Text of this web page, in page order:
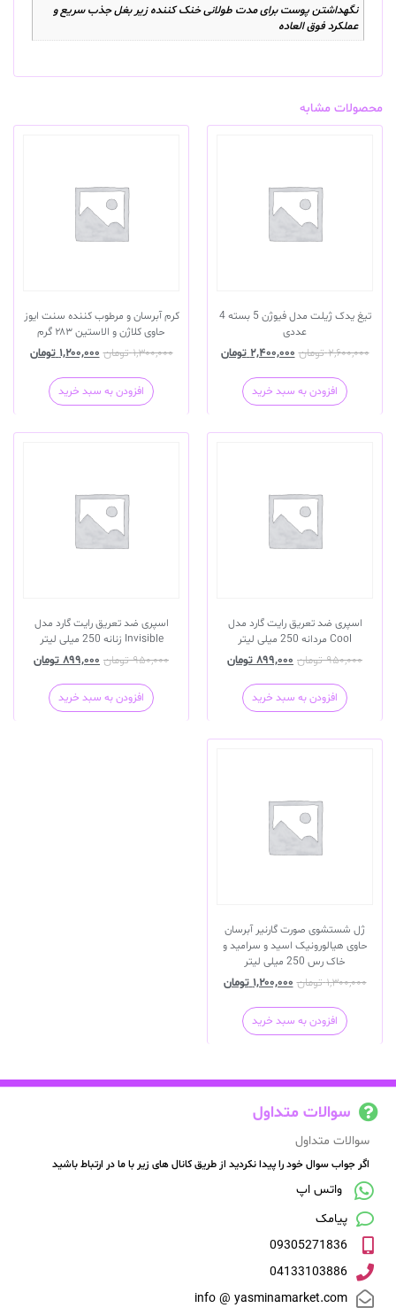
نگهداشتن پوست برای مدت طولانی خنک کننده زیر بغل جذب سریع و
عملکرد فوق العاده
محصولات مشابه
تیغ یدک ژیلت مدل فیوژن 5 بسته 4
عددی
۲,۶۰۰,۰۰۰ تومان ۲,۴۰۰,۰۰۰ تومان
افزودن به سبد خرید
کرم آبرسان و مرطوب کننده سنت ایوز
حاوی کلاژن و الاستین ۲۸۳ گرم
۱,۳۰۰,۰۰۰ تومان ۱,۲۰۰,۰۰۰ تومان
افزودن به سبد خرید
اسپری ضد تعریق رایت گارد مدل
Cool مردانه 250 میلی لیتر
۹۵۰,۰۰۰ تومان ۸۹۹,۰۰۰ تومان
افزودن به سبد خرید
اسپری ضد تعریق رایت گارد مدل
Invisible زنانه 250 میلی لیتر
۹۵۰,۰۰۰ تومان ۸۹۹,۰۰۰ تومان
افزودن به سبد خرید
ژل شستشوی صورت گارنیر آبرسان
حاوی هیالورونیک اسید و سرامید و
خاک رس 250 میلی لیتر
۱,۳۰۰,۰۰۰ تومان ۱,۲۰۰,۰۰۰ تومان
افزودن به سبد خرید
سوالات متداول
سوالات متداول
اگر جواب سوال خود را پیدا نکردید از طریق کانال های زیر با ما در ارتباط باشید
واتس اپ
پیامک
09305271836
04133103886
info @ yasminamarket.com